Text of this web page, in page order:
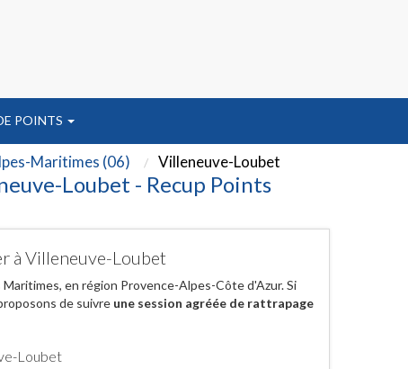
POINTS
Maritimes (06) Villeneuve-Loubet
Loubet - Recup Points
à Villeneuve-Loubet
en région Provence-Alpes-Côte d'Azur. Si
de suivre une session agréée de rattrapage
Loubet